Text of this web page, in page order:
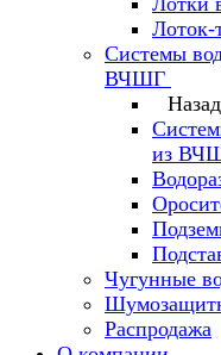
Лоток-
Системы
ВЧШГ
Назад
из
Чугунные
Распродажа